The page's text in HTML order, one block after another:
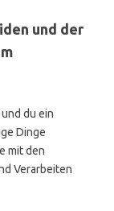
und der
du ein
Dinge
mit den
Verarbeiten